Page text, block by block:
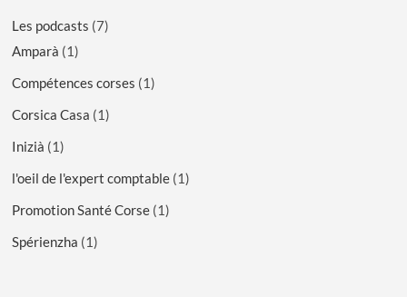
Les podcasts (7)
Amparà (1)
Compétences corses (1)
Corsica Casa (1)
Inizià (1)
l'oeil de l'expert comptable (1)
Promotion Santé Corse (1)
Spérienzha (1)